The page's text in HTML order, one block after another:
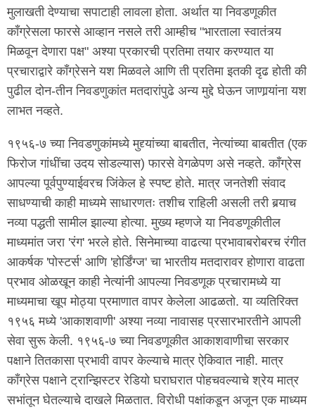
मुलाखती देण्याचा सपाटाही लावला होता. अर्थात या निवडणूकीत
काँग्रेसला फारसे आव्हान नसले तरी आम्हीच "भारताला स्वातंत्र्य
मिळवून देणारा पक्ष" अश्या प्रकारची प्रतिमा तयार करण्यात या
प्रचाराद्वारे काँग्रेसने यश मिळवले आणि ती प्रतिमा इतकी दृढ होती की
पुढील दोन-तीन निवडणुकांत मतदारांपुढे अन्य मुद्दे घेऊन जाणार्‍यांना यश
लाभत नव्हते.
१९५६-७ च्या निवडणुकांमध्ये मुद्द्यांच्या बाबतीत, नेत्यांच्या बाबतीत (एक
फिरोज गांधींचा उदय सोडल्यास) फारसे वेगळेपण असे नव्हते. काँग्रेस
आपल्या पूर्वपुण्याईवरच जिंकेल हे स्पष्ट होते. मात्र जनतेशी संवाद
साधण्याची काही माध्यमे साधारणतः तशीच राहिली असली तरी बर्‍याच
नव्या पद्धती सामील झाल्या होत्या. मुख्य म्हणजे या निवडणूकीतील
माध्यमांत जरा 'रंग' भरले होते. सिनेमाच्या वाढत्या प्रभावाबरोबरच रंगीत
आकर्षक 'पोस्टर्स' आणि 'होर्डिंग्ज' चा भारतीय मतदारावर होणारा वाढता
प्रभाव ओळखून काही नेत्यांनी आपल्या निवडणूक प्रचारामध्ये या
माध्यमाचा खूप मोठ्या प्रमाणात वापर केलेला आढळतो. या व्यतिरिक्त
१९५६ मध्ये 'आकाशवाणी' अश्या नव्या नावासह प्रसारभारतीने आपली
सेवा सुरू केली. १९५६-७ च्या निवडणूकीत आकाशवाणीचा सरकार
पक्षाने तितकासा प्रभावी वापर केल्याचे मात्र ऐकिवात नाही. मात्र
काँग्रेस पक्षाने ट्रान्झिस्टर रेडियो घराघरात पोहचवल्याचे श्रेय मात्र
सभांतून घेतल्याचे दाखले मिळतात. विरोधी पक्षांकडून अजून एक माध्यम